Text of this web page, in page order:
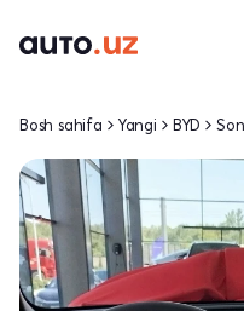
Bosh sahifa Yangi BYD